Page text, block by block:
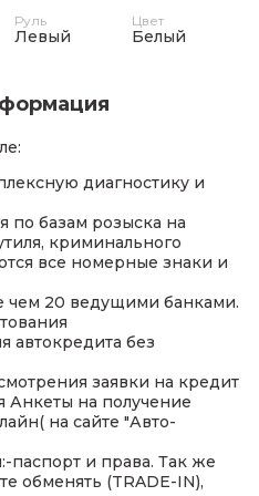
Руль
Левый
Цвет
Белый
диагностику и
базам розыска на
криминального
все номерные знаки и
чем 20 ведущими банками.
автокредита без
заявки на кредит
Анкеты на получение
на сайте "Авто-
и права. Так же
обменять (TRADE-IN),